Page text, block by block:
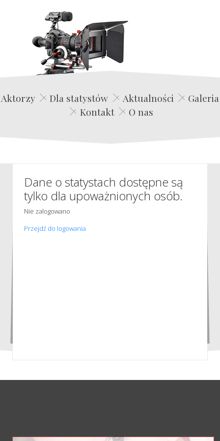
Edwin Film Agencja Aktorska
Aktorzy Dla statystów Aktualności
Galeria
Kontakt
O nas
Dane o statystach dostępne są
tylko dla upoważnionych osób.
Nie zalogowano
Przejdź do logowania